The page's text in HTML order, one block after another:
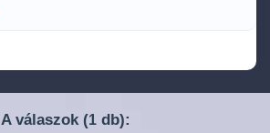
A válaszok (1 db):